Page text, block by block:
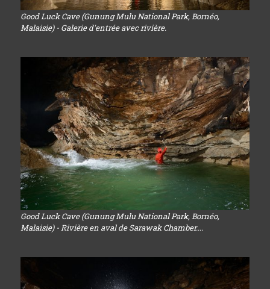
Good Luck Cave (Gunung Mulu National Park, Bornéo,
Malaisie) - Galerie d'entrée avec rivière.
Good Luck Cave (Gunung Mulu National Park, Bornéo,
Malaisie) - Rivière en aval de Sarawak Chamber....